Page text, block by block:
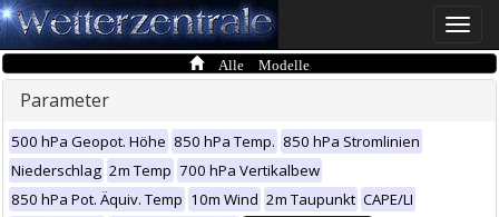
Toggle
Alle Modelle
Parameter
500 hPa Geopot. Höhe 850 hPa Temp. 850 hPa Stromlinien
Niederschlag 2m Temp 700 hPa Vertikalbew
850 hPa Pot. Äquiv. Temp 10m Wind 2m Taupunkt CAPE/LI